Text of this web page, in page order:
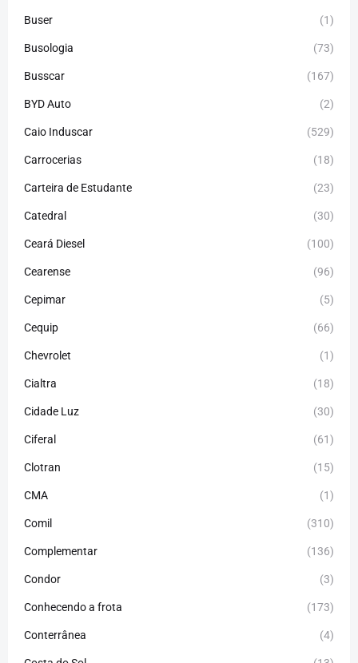
Buser (1)
Busologia (73)
Busscar (167)
BYD Auto (2)
Caio Induscar (529)
Carrocerias (18)
Carteira de Estudante (23)
Catedral (30)
Ceará Diesel (100)
Cearense (96)
Cepimar (5)
Cequip (66)
Chevrolet (1)
Cialtra (18)
Cidade Luz (30)
Ciferal (61)
Clotran (15)
CMA (1)
Comil (310)
Complementar (136)
Condor (3)
Conhecendo a frota (173)
Conterrânea (4)